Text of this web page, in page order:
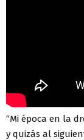
“Mi época en la
y quizás al